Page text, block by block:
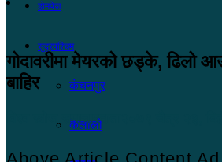
होमपेज
सुदूरपश्चिम
कंचनपुर
कैलाली
गोदावरीमा मेयरको छड्के, ढिलो
बाहिर
विश्व खोज समाचारदाता